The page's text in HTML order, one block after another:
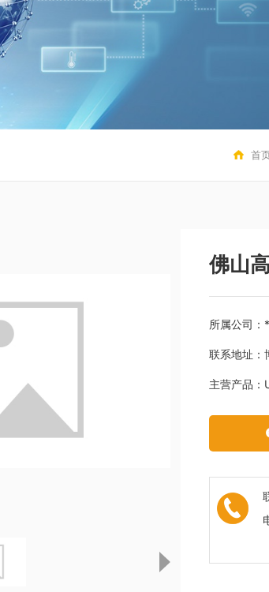
首
佛山
所属公司：
联系地址：
主营产品：